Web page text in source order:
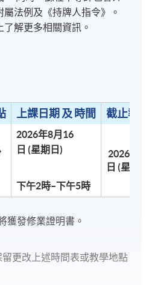
法例及《持牌人指令》。
解更多相關資訊。
上課日期 及 時間 截止報
2026年8月16
日 (星期日)
下午2時–下午5時
2026年7
日 (星期
獲發修業證明書。
更改上述時間表或教學地點